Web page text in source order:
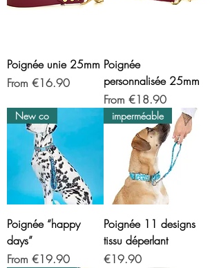
Poignée unie 25mm
From €16.90
Sale Price
Poignée
personnalisée 25mm
From €18.90
Sale Price
New co
Poignée “happy
days”
From €19.90
Sale Price
imperméable
Poignée 11 designs
tissu déperlant
Price
€19.90